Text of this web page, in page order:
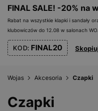
FINAL SALE! -20% na
Rabat na wszystkie klapki i sandały
klubowiczów do 12.08 w salonach
KOD: FINAL20
Wojas Akcesoria Czapki
Czapki